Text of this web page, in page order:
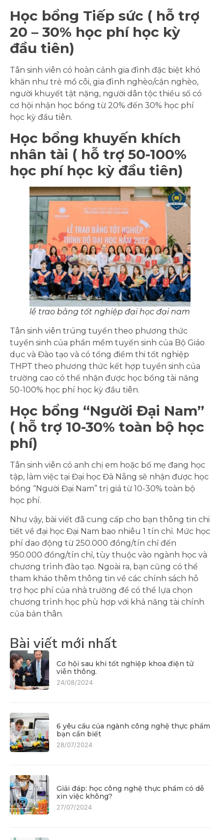
Học bổng Tiếp sức ( hỗ trợ
20 – 30% học phí học kỳ
đầu tiên)
Tân sinh viên có hoàn cảnh gia đình đặc biệt khó
khăn như trẻ mồ côi, gia đình nghèo/cận nghèo,
người khuyết tật nặng, người dân tộc thiểu số có
cơ hội nhận học bổng từ 20% đến 30% học phí
học kỳ đầu tiên.
Học bổng khuyến khích
nhân tài ( hỗ trợ 50-100%
học phí học kỳ đầu tiên)
lễ trao bằng tốt nghiệp đại học đại nam
Tân sinh viên trúng tuyển theo phương thức
tuyển sinh của phần mềm tuyển sinh của Bộ Giáo
dục và Đào tạo và có tổng điểm thi tốt nghiệp
THPT theo phương thức kết hợp tuyển sinh của
trường cao có thể nhận được học bổng tài năng
50-100% học phí học kỳ đầu tiên.
Học bổng “Người Đại Nam”
( hỗ trợ 10-30% toàn bộ học
phí)
Tân sinh viên có anh chị em hoặc bố mẹ đang học
tập, làm việc tại Đại học Đà Nẵng sẽ nhận được học
bổng “Người Đại Nam” trị giá từ 10-30% toàn bộ
học phí.
Như vậy, bài viết đã cung cấp cho bạn thông tin chi
tiết về đại học Đại Nam bao nhiêu 1 tín chỉ. Mức học
phí dao động từ 250.000 đồng/tín chỉ đến
950.000 đồng/tín chỉ, tùy thuộc vào ngành học và
chương trình đào tạo. Ngoài ra, bạn cũng có thể
tham khảo thêm thông tin về các chính sách hỗ
trợ học phí của nhà trường để có thể lựa chọn
chương trình học phù hợp với khả năng tài chính
của bản thân.
Bài viết mới nhất
Cơ hội sau khi tốt nghiệp khoa điện tử
viễn thông.
24/08/2024
6 yêu cầu của ngành công nghệ thực phẩm
bạn cần biết
28/07/2024
Giải đáp: học công nghệ thực phẩm có dễ
xin việc không?
27/07/2024